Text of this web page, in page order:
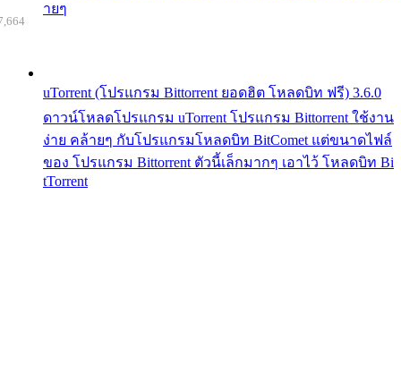
ายๆ
uTorrent (โปรแกรม Bittorrent ยอดฮิต โหลดบิท ฟรี) 3.6.0
ดาวน์โหลดโปรแกรม uTorrent โปรแกรม Bittorrent ใช้งาน
ง่าย คล้ายๆ กับโปรแกรมโหลดบิท BitComet แต่ขนาดไฟล์
ของ โปรแกรม Bittorrent ตัวนี้เล็กมากๆ เอาไว้ โหลดบิท Bi
tTorrent